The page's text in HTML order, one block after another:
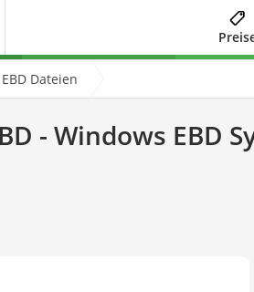
Dateien
- Windows EBD